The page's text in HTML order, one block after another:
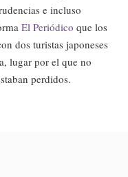
e incluso
El Periódico que los
dos turistas japoneses
lugar por el que no
perdidos.